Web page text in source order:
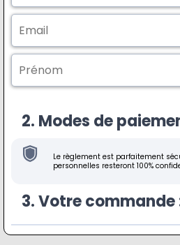
2. Modes de
Le règlement est parfaitement
personnelles resteront 100%
3. Votre commande